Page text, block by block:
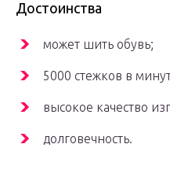
Достоинства
может шить обувь;
5000 стежков в
высокое качество
долговечность.